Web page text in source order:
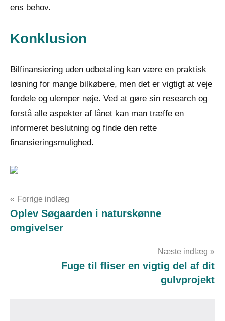
ens behov.
Konklusion
Bilfinansiering uden udbetaling kan være en praktisk
løsning for mange bilkøbere, men det er vigtigt at veje
fordele og ulemper nøje. Ved at gøre sin research og
forstå alle aspekter af lånet kan man træffe en
informeret beslutning og finde den rette
finansieringsmulighed.
Indlægsnavigation
Forrige indlæg
Oplev Søgaarden i naturskønne
omgivelser
Næste indlæg
Fuge til fliser en vigtig del af dit
gulvprojekt